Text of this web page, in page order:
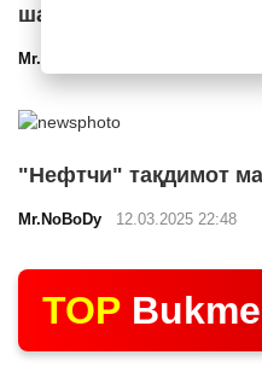
шартнома имзолашга
Mr.NoBoDy
"Нефтчи" тақдимот
Mr.NoBoDy 12.03.2025 22:48
TOP